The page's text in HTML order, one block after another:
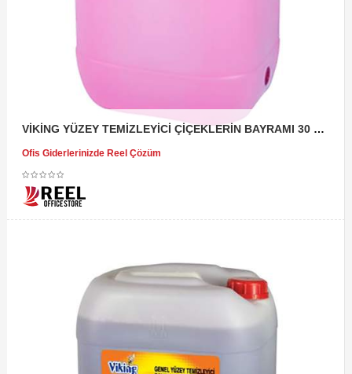
VİKİNG YÜZEY TEMİZLEYİCİ ÇİÇEKLERİN BAYRAMI 30 KG
Ofis Giderlerinizde Reel Çözüm